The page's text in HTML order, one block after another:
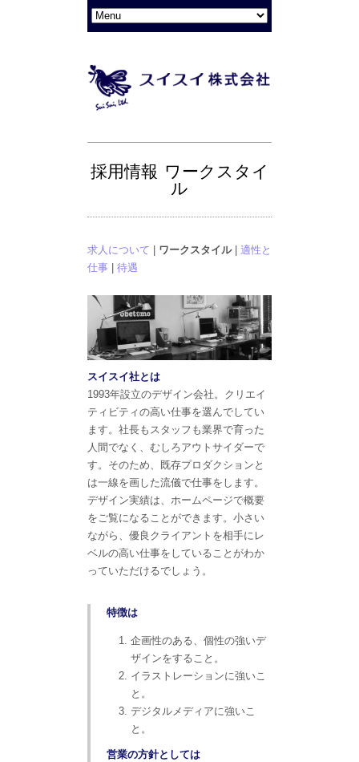
採用情報 ワークスタイ
ル
求人について ワークスタイル|
適性と
仕事
待遇
スイスイ社とは
1993年設立のデザイン会社。クリエイ
ティビティの高い仕事を選んでしてい
ます。社長もスタッフも業界で育った
人間でなく、むしろアウトサイダーで
す。そのため、既存プロダクションと
は一線を画した流儀で仕事をします。
デザイン実績は、ホームページで概要
をご覧になることができます。小さい
ながら、優良クライアントを相手にレ
ベルの高い仕事をしていることがわか
っていただけるでしょう。
特徴は
企画性のある、個性の強いデ
ザインをすること。
イラストレーションに強いこ
と。
デジタルメディアに強いこ
と。
営業の方針としては